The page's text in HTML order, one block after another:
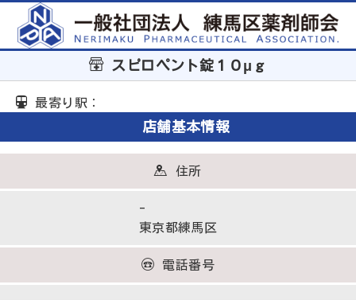
スピロペント錠１０μｇ
最寄り駅：
店舗基本情報
住所
-
東京都練馬区
電話番号